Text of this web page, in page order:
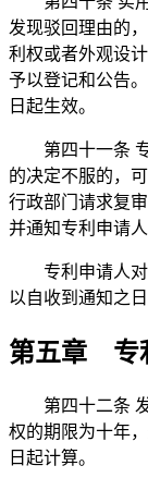
发现驳回理由的
利权或者外观设
予以登记和公告
日起生效。
第四十一条
的决定不服的，
行政部门请求复
并通知专利申请人
专利申请人
以自收到通知之
第五章 专
第四十二条
权的期限为十年，
日起计算。